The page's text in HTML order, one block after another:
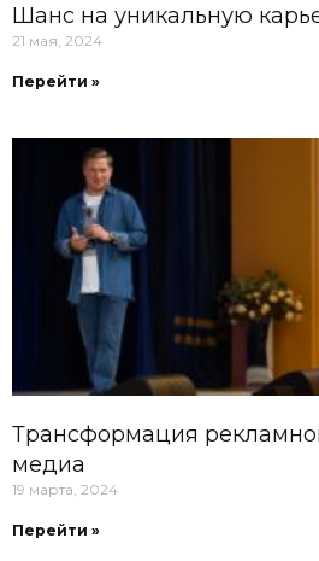
Шанс на уникальную
21 мая, 2024
Перейти »
Трансформация
медиа
19 марта, 2024
Перейти »